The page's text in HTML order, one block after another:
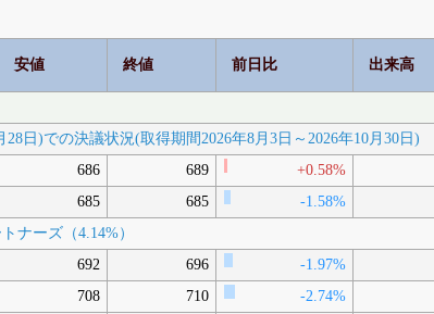
安値 終値 前日比 出来高
28日)での決議状況(取得期間2026年8月3日～2026年10月30日)
686 689 +0.58%
685 685 -1.58%
ナーズ（4.14%）
692 696 -1.97%
708 710 -2.74%